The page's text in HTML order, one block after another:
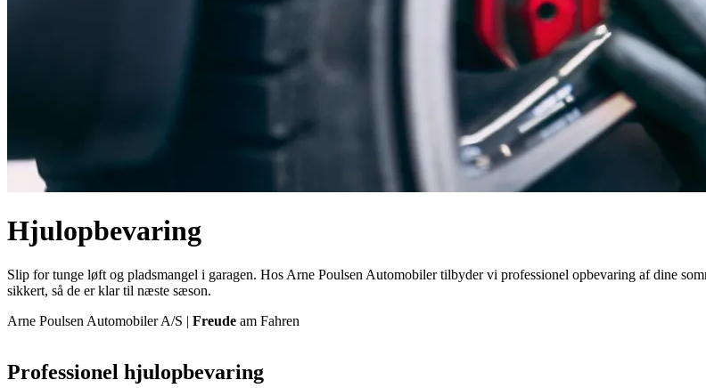
Hjulopbevaring
Slip for tunge løft og pladsmangel i garagen. Hos Arne Poulsen Automobiler tilbyder vi professionel opbevaring af dine
sikkert, så de er klar til næste sæson.
Arne Poulsen Automobiler A/S | Freude am Fahren
Professionel hjulopbevaring